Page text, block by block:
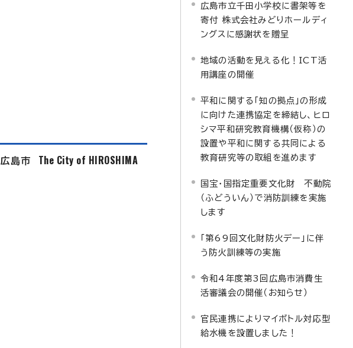
広島市 The City of HIROSHIMA
広島市立千田小学校に書架等を
寄付 株式会社みどりホールディ
ングスに感謝状を贈呈
地域の活動を見える化！ICT活
用講座の開催
平和に関する「知の拠点」の形成
に向けた連携協定を締結し、ヒロ
シマ平和研究教育機構（仮称）の
設置や平和に関する共同による
教育研究等の取組を進めます
国宝・国指定重要文化財 不動院
（ふどういん）で消防訓練を実施
します
「第69回文化財防火デー」に伴
う防火訓練等の実施
令和4年度第3回広島市消費生
活審議会の開催（お知らせ）
官民連携によりマイボトル対応型
給水機を設置しました！